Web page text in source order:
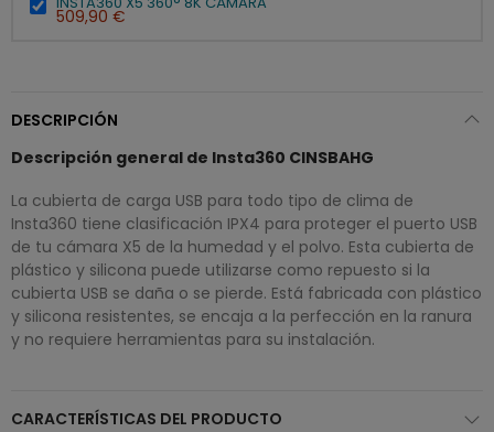
509,90 €
DESCRIPCIÓN
Descripción general de Insta360 CINSBAHG
La cubierta de carga USB para todo tipo de clima de
Insta360 tiene clasificación IPX4 para proteger el puerto USB
de tu cámara X5 de la humedad y el polvo. Esta cubierta de
plástico y silicona puede utilizarse como repuesto si la
cubierta USB se daña o se pierde. Está fabricada con plástico
y silicona resistentes, se encaja a la perfección en la ranura
y no requiere herramientas para su instalación.
CARACTERÍSTICAS DEL PRODUCTO